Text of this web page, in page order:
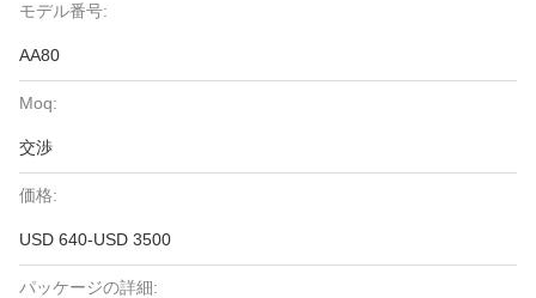
モデル番号:
AA80
Moq:
交渉
価格:
USD 640-USD 3500
パッケージの詳細: